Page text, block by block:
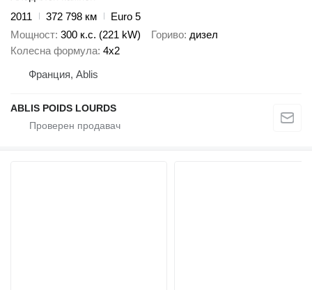
2011
372 798 км
Euro 5
Мощност 300 к.с. (221 kW) Гориво дизел
Колесна формула 4x2
Франция, Ablis
ABLIS POIDS LOURDS